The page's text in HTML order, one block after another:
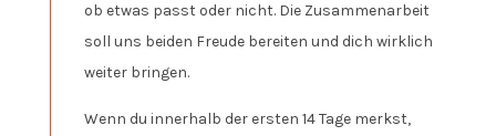
ob etwas passt oder nicht. Die Zusammenarbeit
soll uns beiden Freude bereiten und dich wirklich
weiter bringen.
Wenn du innerhalb der ersten 14 Tage merkst,